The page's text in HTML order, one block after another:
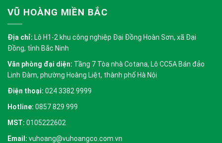
VŨ HOÀNG MIỀN BẮC
Địa chỉ: Lô H1-2 khu công nghiệp Đại Đồng Hoàn Sơn, xã Đại
Đồng, tỉnh Bắc Ninh
Văn phòng đại diện: Tầng 7 Tòa nhà Cotana, Lô CC5A Bán đảo
Linh Đàm, phường Hoàng Liệt, thành phố Hà Nội
Điện thoại: 024 3382 9999
Hotline: 0857 829 999
MST: 0105222602
Email: vuhoang@vuhoangco.com.vn